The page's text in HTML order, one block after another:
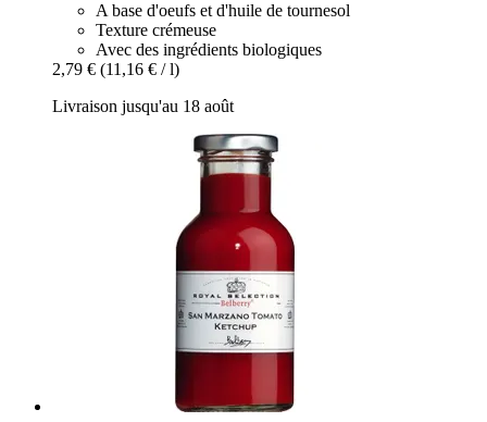
A base d'oeufs et d'huile de tournesol
Texture crémeuse
Avec des ingrédients biologiques
2,79 € (11,16 € / l)
Livraison jusqu'au 18 août